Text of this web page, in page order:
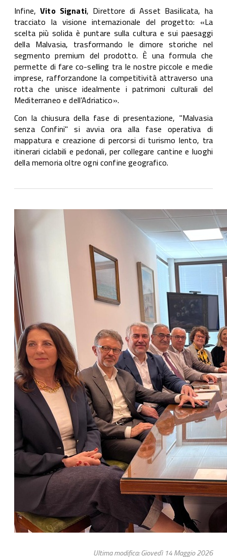
Infine,Vito Signati, Direttore di Asset Basilicata, ha
tracciato la visione internazionale del progetto: «La
scelta più solida è puntare sulla cultura e sui paesaggi
della Malvasia, trasformando le dimore storiche nel
segmento premium del prodotto. È una formula che
permette di fare co-selling tra le nostre piccole e medie
imprese, rafforzandone la competitività attraverso una
rotta che unisce idealmente i patrimoni culturali del
Mediterraneo e dell’Adriatico».
Con la chiusura della fase di presentazione, "Malvasia
senza Confini" si avvia ora alla fase operativa di
mappatura e creazione di percorsi di turismo lento, tra
itinerari ciclabili e pedonali, per collegare cantine e luoghi
della memoria oltre ogni confine geografico.
Ultima modifica: Giovedì 14 Maggio 2026